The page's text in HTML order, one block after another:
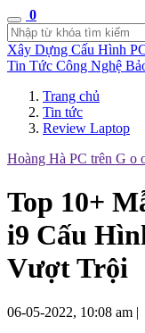
0
Xây Dựng Cấu Hình
Tin Tức Công Nghệ
Trang chủ
Tin tức
Review Laptop
Hoàng Hà PC trên G o
Top 10+
i9 Cấu
Vượt Trội
06-05-2022, 10:08 am |